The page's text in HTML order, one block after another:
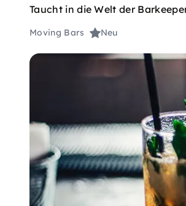
Taucht in die Welt der
Moving Bars Neu